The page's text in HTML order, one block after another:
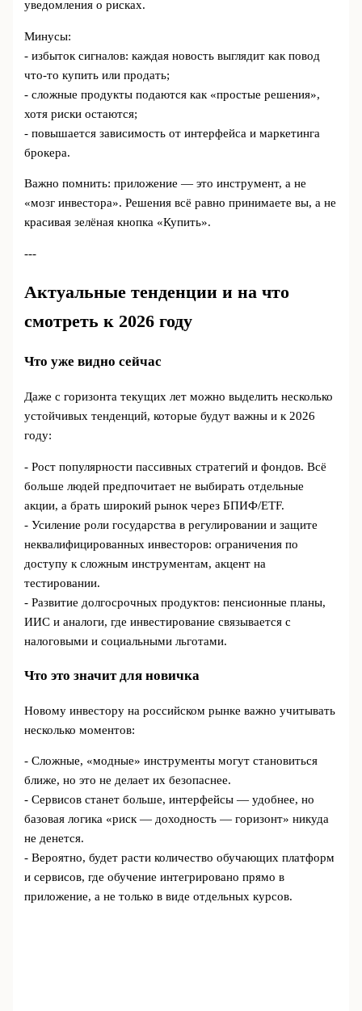
уведомления о рисках.
Минусы:
- избыток сигналов: каждая новость выглядит как повод
что-то купить или продать;
- сложные продукты подаются как «простые решения»,
хотя риски остаются;
- повышается зависимость от интерфейса и маркетинга
брокера.
Важно помнить: приложение — это инструмент, а не
«мозг инвестора». Решения всё равно принимаете вы, а не
красивая зелёная кнопка «Купить».
---
Актуальные тенденции и на что
смотреть к 2026 году
Что уже видно сейчас
Даже с горизонта текущих лет можно выделить несколько
устойчивых тенденций, которые будут важны и к 2026
году:
- Рост популярности пассивных стратегий и фондов. Всё
больше людей предпочитает не выбирать отдельные
акции, а брать широкий рынок через БПИФ/ETF.
- Усиление роли государства в регулировании и защите
неквалифицированных инвесторов: ограничения по
доступу к сложным инструментам, акцент на
тестировании.
- Развитие долгосрочных продуктов: пенсионные планы,
ИИС и аналоги, где инвестирование связывается с
налоговыми и социальными льготами.
Что это значит для новичка
Новому инвестору на российском рынке важно учитывать
несколько моментов:
- Сложные, «модные» инструменты могут становиться
ближе, но это не делает их безопаснее.
- Сервисов станет больше, интерфейсы — удобнее, но
базовая логика «риск — доходность — горизонт» никуда
не денется.
- Вероятно, будет расти количество обучающих платформ
и сервисов, где обучение интегрировано прямо в
приложение, а не только в виде отдельных курсов.